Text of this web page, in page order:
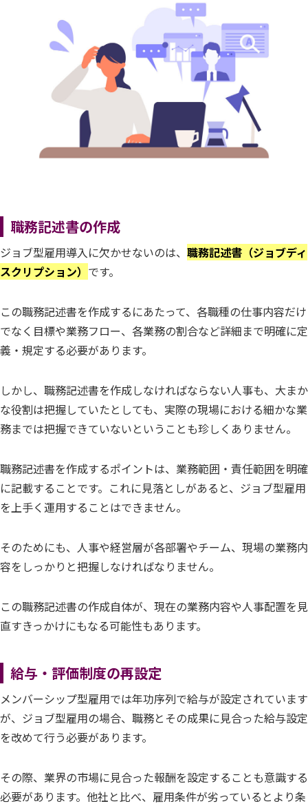
職務記述書の作成
ジョブ型雇用導入に欠かせないのは、 職務記述書（ジョブディ
スクリプション） です。
この職務記述書を作成するにあたって、各職種の仕事内容だけ
でなく目標や業務フロー、各業務の割合など詳細まで明確に定
義・規定する必要があります。
しかし、職務記述書を作成しなければならない人事も、大まか
な役割は把握していたとしても、実際の現場における細かな業
務までは把握できていないということも珍しくありません。
職務記述書を作成するポイントは、業務範囲・責任範囲を明確
に記載することです。これに見落としがあると、ジョブ型雇用
を上手く運用することはできません。
そのためにも、人事や経営層が各部署やチーム、現場の業務内
容をしっかりと把握しなければなりません。
この職務記述書の作成自体が、現在の業務内容や人事配置を見
直すきっかけにもなる可能性もあります。
給与・評価制度の再設定
メンバーシップ型雇用では年功序列で給与が設定されています
が、ジョブ型雇用の場合、職務とその成果に見合った給与設定
を改めて行う必要があります。
その際、業界の市場に見合った報酬を設定することも意識する
必要があります。他社と比べ、雇用条件が劣っているとより条